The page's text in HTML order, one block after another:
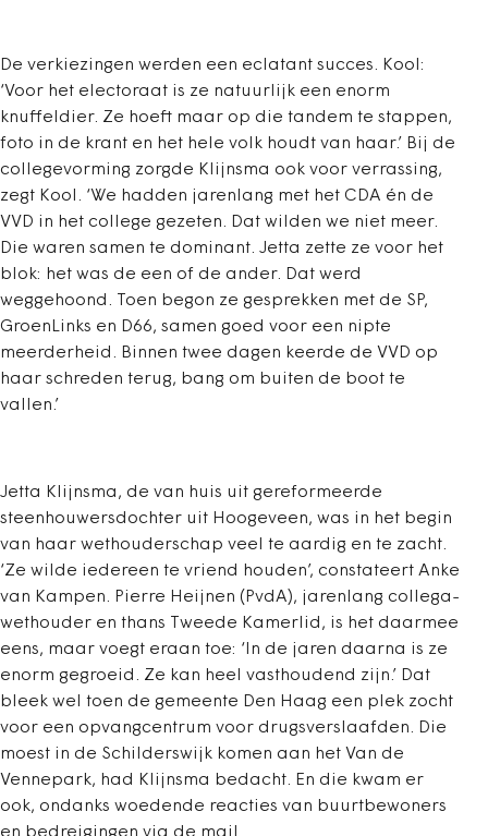
De verkiezingen werden een eclatant succes. Kool:
‘Voor het electoraat is ze natuurlijk een enorm
knuffeldier. Ze hoeft maar op die tandem te stappen,
foto in de krant en het hele volk houdt van haar.’ Bij de
collegevorming zorgde Klijnsma ook voor verrassing,
zegt Kool. ‘We hadden jarenlang met het CDA én de
VVD in het college gezeten. Dat wilden we niet meer.
Die waren samen te dominant. Jetta zette ze voor het
blok: het was de een of de ander. Dat werd
weggehoond. Toen begon ze gesprekken met de SP,
GroenLinks en D66, samen goed voor een nipte
meerderheid. Binnen twee dagen keerde de VVD op
haar schreden terug, bang om buiten de boot te
vallen.’
Jetta Klijnsma, de van huis uit gereformeerde
steenhouwersdochter uit Hoogeveen, was in het begin
van haar wethouderschap veel te aardig en te zacht.
‘Ze wilde iedereen te vriend houden’, constateert Anke
van Kampen. Pierre Heijnen (PvdA), jarenlang collega-
wethouder en thans Tweede Kamerlid, is het daarmee
eens, maar voegt eraan toe: ‘In de jaren daarna is ze
enorm gegroeid. Ze kan heel vasthoudend zijn.’ Dat
bleek wel toen de gemeente Den Haag een plek zocht
voor een opvangcentrum voor drugsverslaafden. Die
moest in de Schilderswijk komen aan het Van de
Vennepark, had Klijnsma bedacht. En die kwam er
ook, ondanks woedende reacties van buurtbewoners